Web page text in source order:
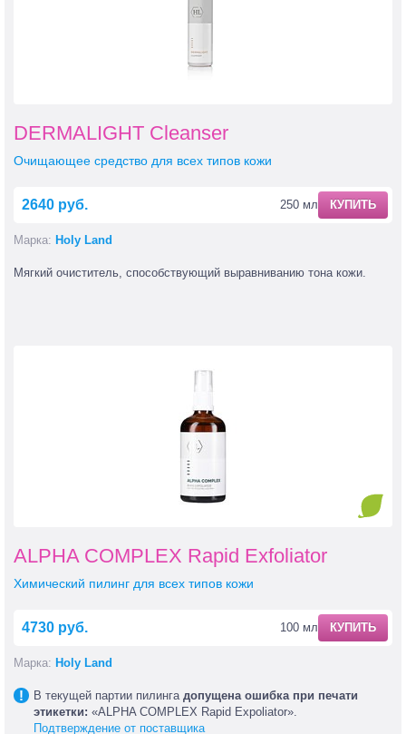
DERMALIGHT Cleanser
Очищающее средство для всех типов кожи
2640 руб. 250 мл КУПИТЬ
Марка: Holy Land
Мягкий очиститель, способствующий выравниванию тона кожи.
ALPHA COMPLEX Rapid Exfoliator
Химический пилинг для всех типов кожи
4730 руб. 100 мл КУПИТЬ
Марка: Holy Land
В текущей партии пилинга допущена ошибка при печати
этикетки: «ALPHA COMPLEX Rapid Expoliator».
Подтверждение от поставщика